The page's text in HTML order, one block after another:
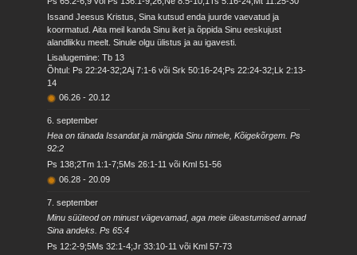
Issand Jeesus Kristus, Sina kutsud enda juurde vaevatud ja
koormatud. Aita meil kanda Sinu iket ja õppida Sinu eeskujust
alandlikku meelt. Sinule olgu ülistus ja au igavesti.
Lisalugemine: Tb 13
Õhtul: Ps 22:24-32;2Aj 7:1-6 või Srk 50:16-24;Ps 22:24-32;Lk 2:13-
14
06.26 - 20.12
6. september
Hea on tänada Issandat ja mängida Sinu nimele, Kõigekõrgem. Ps
92:2
Ps 138;2Tm 1:1-7;5Ms 26:1-11 või Kml 51-56
06.28 - 20.09
7. september
Minu süüteod on minust vägevamad, aga meie üleastumised annad
Sina andeks. Ps 65:4
Ps 12:2-9;5Ms 32:1-4;Jr 33:10-11 või Kml 57-73